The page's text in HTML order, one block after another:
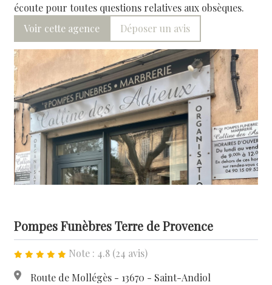
écoute pour toutes questions relatives aux obsèques.
Voir cette agence
Déposer un avis
Pompes Funèbres Terre de Provence
Note : 4.8 (24 avis)
Route de Mollégès - 13670 - Saint-Andiol